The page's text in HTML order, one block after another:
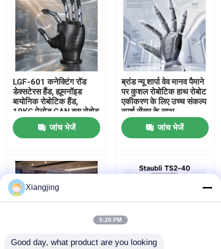
वीडियो
हमारे बारे में
कारखाना भ्रमण
गुणवत्ता नियंत्रण
ब्लॉग
औद्योगिक रोबोट बांह
LGF-601 कनेक्टिंग रॉड
डेक्सटेरस हैंड, ह्यूमनॉइड
बायोनिक रोबोटिक हैंड,
10KG पेलोड CAN बस रोबोट
एंड इफेक्टर ग्रिपर
जांच भेजें
ब्रांड न्यू शार्पा वेव मानव पैमाने
पर कुशल रोबोटिक हाथ रोबोट
एकीकरण के लिए उच्च संकल्प
स्पर्श सेंसर के साथ
जांच भेजें
Xiangjing
5:20 PM
Good day, what product are you looking